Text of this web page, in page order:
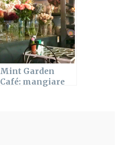
Mint Garden
Café: mangiare